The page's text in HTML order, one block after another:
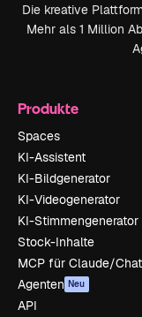
Die kreative
Mehr als 1 Million
Produkte
Spaces
KI-Assistent
KI-Bildgenerator
KI-Videogenerator
KI-Stimmengenerator
Stock-Inhalte
MCP für Claude/
Agenten Neu
API